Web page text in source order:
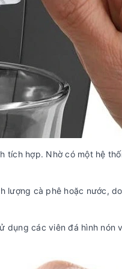
tích hợp. Nhờ có một hệ
lượng cà phê hoặc nước,
dụng các viên đá hình nón